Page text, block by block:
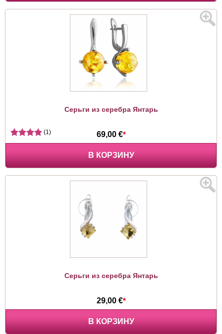
Серьги из серебра Янтарь
69,00 €*
(1)
В КОРЗИНУ
Серьги из серебра Янтарь
29,00 €*
В КОРЗИНУ